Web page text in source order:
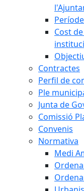
Cost
Contractes
Perfil de
Ple
Junta de
Comissió
Convenis
Normativa
Medi